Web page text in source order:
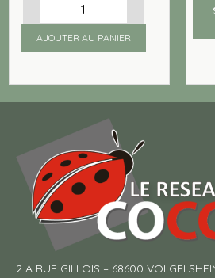
- +
AJOUTER AU PANIER
2 A RUE GILLOIS – 68600